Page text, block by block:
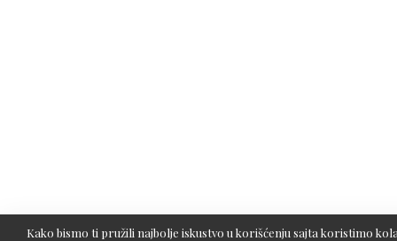
Kako bismo ti pružili najbolje iskustvo u korišćenju sajta koristimo